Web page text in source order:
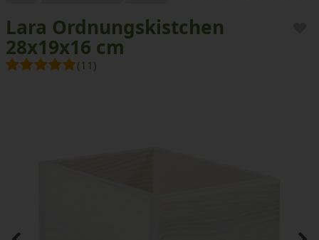
Lara Ordnungskistchen
28x19x16 cm
(11)